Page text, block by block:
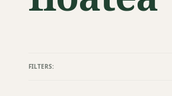
FILTERS: